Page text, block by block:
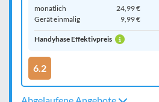
monatlich
24,99 €
Gerät einmalig
9,99 €
Handyhase Effektivpreis
6.2